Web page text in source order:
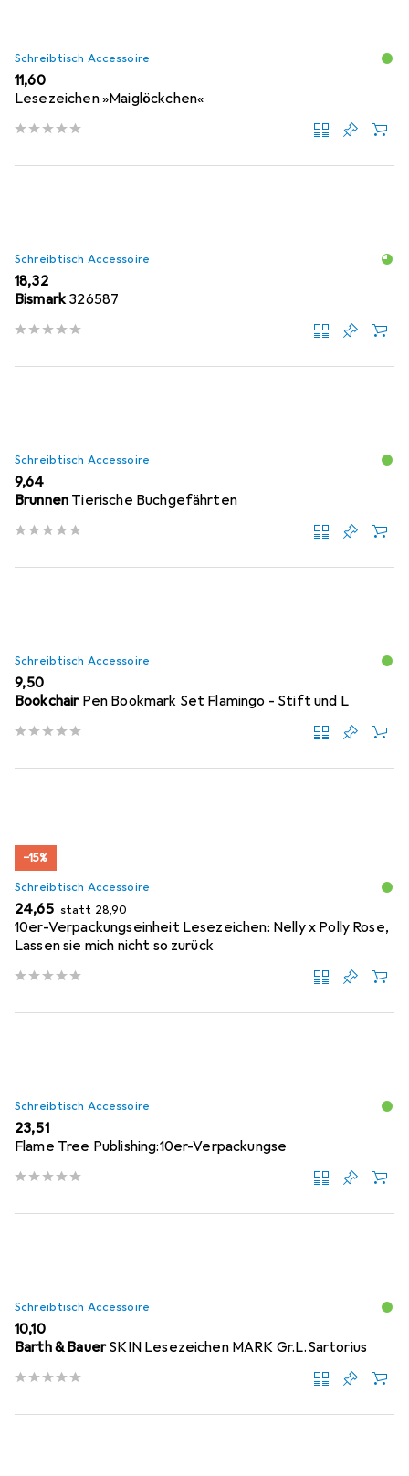
Schreibtisch Accessoire
EUR
11,60
Lesezeichen »Maiglöckchen«
Schreibtisch Accessoire
EUR
18,32
Bismark326587
Schreibtisch Accessoire
EUR
9,64
Brunnen Tierische Buchgefährten
Schreibtisch Accessoire
EUR
9,50
Bookchair Pen Bookmark Set Flamingo - Stift und L
−15%
Schreibtisch Accessoire
EUR
24,65 statt EUR
28,90
10er-Verpackungseinheit Lesezeichen: Nelly x Polly Rose,
Lassen sie mich nicht so zurück
Schreibtisch Accessoire
EUR
23,51
Flame Tree Publishing:10er-Verpackungse
Schreibtisch Accessoire
EUR
10,10
Barth & BauerSKIN Lesezeichen MARK Gr.L.Sartorius